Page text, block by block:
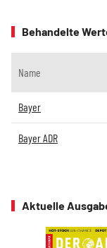
Behandelte
Name
Bayer
Bayer ADR
Aktuelle